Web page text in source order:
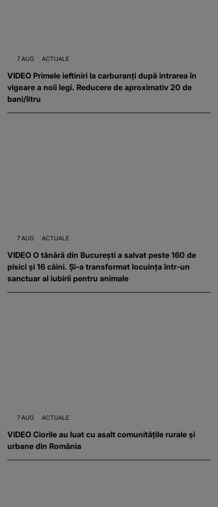
7 AUG ACTUALE
VIDEO Primele ieftiniri la carburanți după intrarea în
vigoare a noii legi. Reducere de aproximativ 20 de
bani/litru
7 AUG ACTUALE
VIDEO O tânără din București a salvat peste 160 de
pisici și 16 câini. Și-a transformat locuința într-un
sanctuar al iubirii pentru animale
7 AUG ACTUALE
VIDEO Ciorile au luat cu asalt comunitățile rurale și
urbane din România